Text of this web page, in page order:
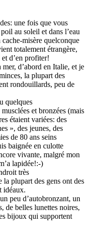
une fois que vous
au soleil et dans l’eau
misère quelconque
totalement étrangère,
et d’en profiter!
mer, d’abord en Italie, et je
la plupart des
rondouillards, peu de
quelques
et bronzées (mais
étaient variées: des
», des jeunes, des
de 80 ans seins
baignée en culotte
vivante, malgré mon
lapidée!:-)
très
plupart des gens ont des
idéaux.
peu d’autobronzant, un
de belles lunettes noires,
bijoux qui supportent